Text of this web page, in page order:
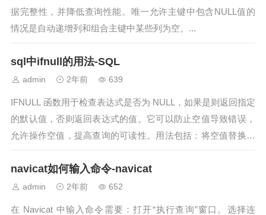
据完整性，并降低查询性能。唯一允许主键中包含NULL值的
情况是自动递增列和组合主键中某些列为空。...
sql中ifnull的用法-SQL
admin 2年前 639
IFNULL 函数用于检查表达式是否为 NULL，如果是则返回指定
的默认值，否则返回表达式的值。它可以防止空值导致错误，
允许操作空值，提高查询的可读性。用法包括：将空值替换为
默认值、排除空值进行计算和...
navicat如何输入命令-navicat
admin 2年前 652
在 Navicat 中输入命令需要：打开“执行查询”窗口。选择连